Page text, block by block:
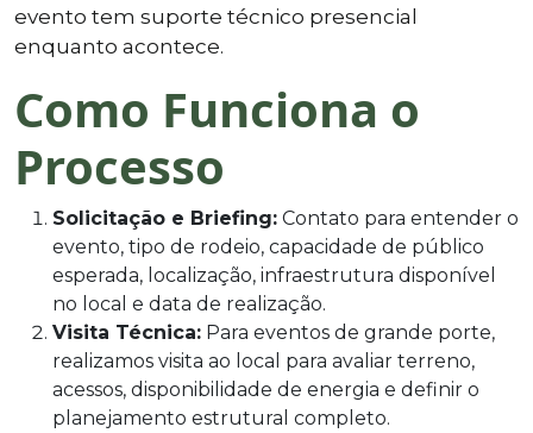
evento tem suporte técnico presencial
enquanto acontece.
Como Funciona o
Processo
Solicitação e Briefing: Contato para entender o
evento, tipo de rodeio, capacidade de público
esperada, localização, infraestrutura disponível
no local e data de realização.
Visita Técnica: Para eventos de grande porte,
realizamos visita ao local para avaliar terreno,
acessos, disponibilidade de energia e definir o
planejamento estrutural completo.